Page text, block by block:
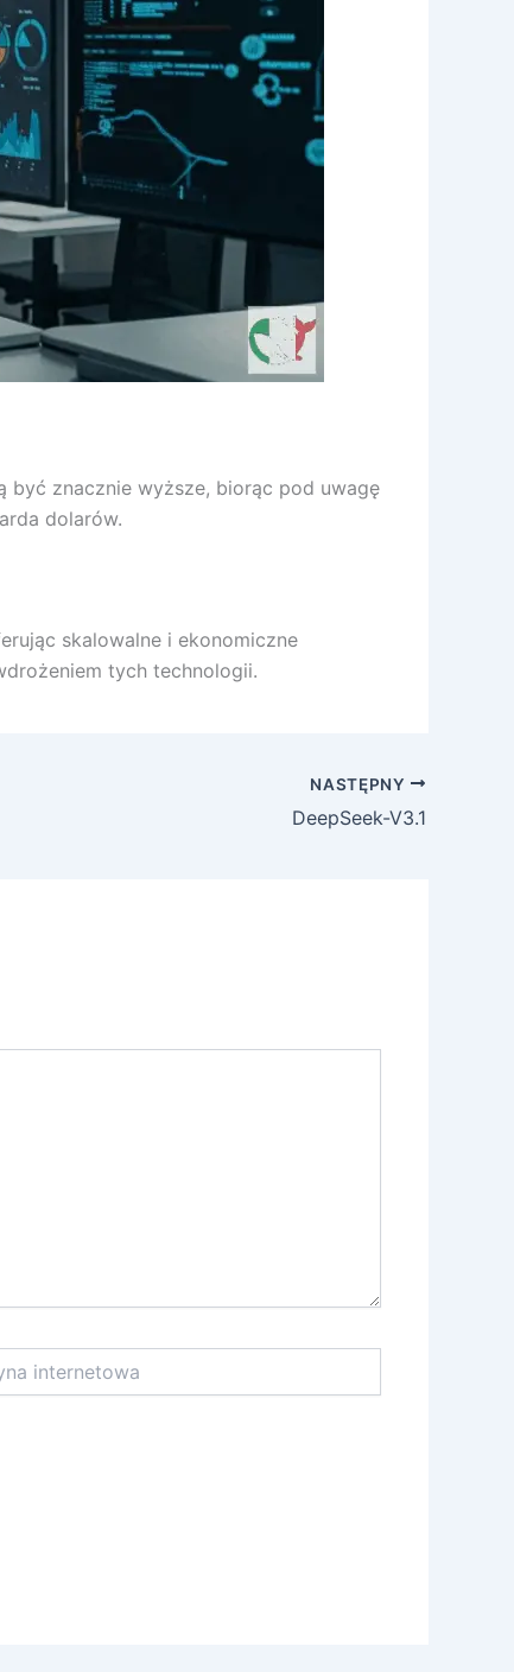
być znacznie wyższe, biorąc pod uwagę
dolarów.
skalowalne i ekonomiczne
tych technologii.
NASTĘPNY
DeepSeek-V3.1